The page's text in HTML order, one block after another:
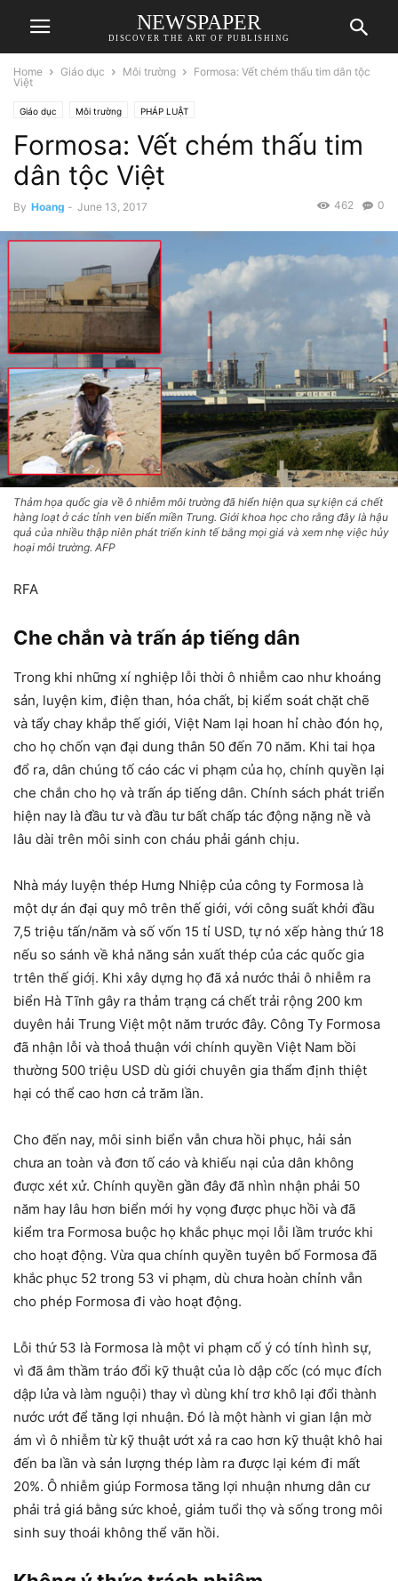
NEWSPAPER
DISCOVER THE ART OF PUBLISHING
Home Giáo dục Môi trường
Formosa: Vết chém thấu tim dân tộc
Việt
Giáo dục Môi trường PHÁP LUẬT
Formosa: Vết chém thấu tim
dân tộc Việt
By Hoang - June 13, 2017 0
462
Thảm họa quốc gia về ô nhiễm môi trường đã hiển hiện qua sự kiện cá chết
hàng loạt ở các tỉnh ven biển miền Trung. Giới khoa học cho rằng đây là hậu
quả của nhiều thập niên phát triển kinh tế bằng mọi giá và xem nhẹ việc hủy
hoại môi trường. AFP
RFA
Che chắn và trấn áp tiếng dân
Trong khi những xí nghiệp lỗi thời ô nhiễm cao như khoáng
sản, luyện kim, điện than, hóa chất, bị kiểm soát chặt chẽ
và tẩy chay khắp thế giới, Việt Nam lại hoan hỉ chào đón họ,
cho họ chốn vạn đại dung thân 50 đến 70 năm. Khi tai họa
đổ ra, dân chúng tố cáo các vi phạm của họ, chính quyền lại
che chắn cho họ và trấn áp tiếng dân. Chính sách phát triển
hiện nay là đầu tư và đầu tư bất chấp tác động nặng nề và
lâu dài trên môi sinh con cháu phải gánh chịu.
Nhà máy luyện thép Hưng Nhiệp của công ty Formosa là
một dự án đại quy mô trên thế giới, với công suất khởi đầu
7,5 triệu tấn/năm và số vốn 15 tỉ USD, tự nó xếp hàng thứ 18
nếu so sánh về khả năng sản xuất thép của các quốc gia
trtên thế giớị. Khi xây dựng họ đã xả nước thải ô nhiễm ra
biển Hà Tĩnh gây ra thảm trạng cá chết trải rộng 200 km
duyên hải Trung Việt một năm trước đây. Công Ty Formosa
đã nhận lỗi và thoả thuận với chính quyền Việt Nam bồi
thường 500 triệu USD dù giới chuyên gia thẩm định thiệt
hại có thể cao hơn cả trăm lần.
Cho đến nay, môi sinh biển vẫn chưa hồi phục, hải sản
chưa an toàn và đơn tố cáo và khiếu nại của dân không
được xét xử. Chính quyền gần đây đã nhìn nhận phải 50
năm hay lâu hơn biển mới hy vọng được phục hồi và đã
kiểm tra Formosa buộc họ khắc phục mọi lỗi lầm trước khi
cho hoạt động. Vừa qua chính quyền tuyên bố Formosa đã
khắc phục 52 trong 53 vi phạm, dù chưa hoàn chỉnh vẫn
cho phép Formosa đi vào hoạt động.
Lỗi thứ 53 là Formosa là một vi phạm cố ý có tính hình sự,
vì đã âm thầm tráo đổi kỹ thuật của lò dập cốc (có mục đích
dập lửa và làm nguội) thay vì dùng khí trơ khô lại đổi thành
nước ướt để tăng lợi nhuận. Đó là một hành vi gian lận mờ
ám vì ô nhiễm từ kỹ thuật ướt xả ra cao hơn kỹ thuật khô hai
đến ba lần và sản lượng thép làm ra được lại kém đi mất
20%. Ô nhiễm giúp Formosa tăng lợi nhuận nhưng dân cư
phải trả giá bằng sức khoẻ, giảm tuổi thọ và sống trong môi
sinh suy thoái không thể vãn hồi.